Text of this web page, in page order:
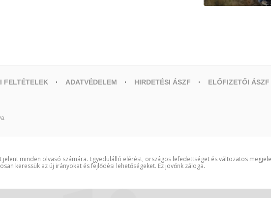
FELTÉTELEK ADATVÉDELEM HIRDETÉSI ÁSZF ELŐFIZETŐI ÁSZF
minden olvasó számára. Egyedülálló elérést, országos lefedettséget és változatos
keressük az új irányokat és fejlődési lehetőségeket. Ez jövőnk záloga.